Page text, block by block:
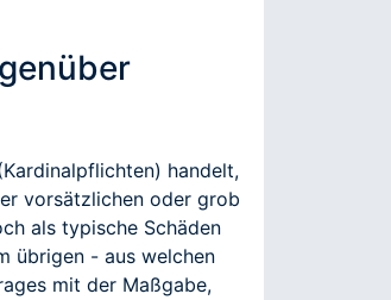
handelt,
vorsätzlichen oder grob
als typische Schäden
übrigen - aus welchen
mit der Maßgabe,